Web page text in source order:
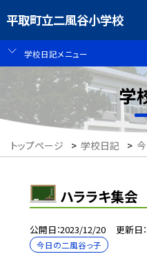
平取町立二風谷小学校
学校日記メニュー
学
トップページ > 学校日記 >
ハララキ集会
公開日 2023/12/20 更新日
今日の二風谷っ子